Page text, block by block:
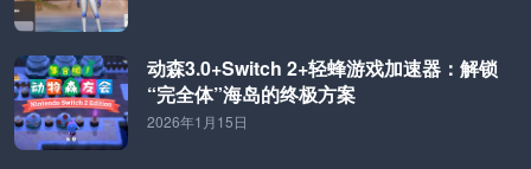
动森3.0+Switch 2+轻蜂游戏加速器：解锁
“完全体”海岛的终极方案
2026年1月15日